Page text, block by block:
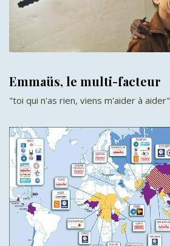
Emmaüs, le multi-facteur
"toi qui n'as rien, viens m'aider à aider"